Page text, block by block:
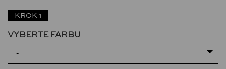
KROK 1
VYBERTE FARBU
-